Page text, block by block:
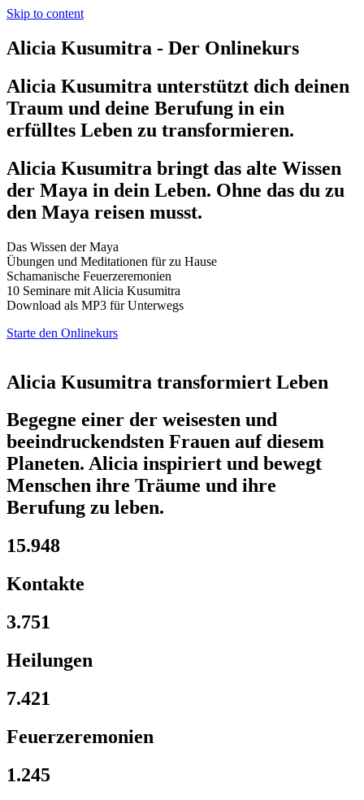
Skip to content
Alicia Kusumitra - Der Onlinekurs
Alicia Kusumitra unterstützt dich deinen
Traum und deine Berufung in ein
erfülltes Leben zu transformieren.
Alicia Kusumitra bringt das alte Wissen
der Maya in dein Leben. Ohne das du zu
den Maya reisen musst.
Das Wissen der Maya
Übungen und Meditationen für zu Hause
Schamanische Feuerzeremonien
10 Seminare mit Alicia Kusumitra
Download als MP3 für Unterwegs
Starte den Onlinekurs
Alicia Kusumitra transformiert Leben
Begegne einer der weisesten und
beeindruckendsten Frauen auf diesem
Planeten. Alicia inspiriert und bewegt
Menschen ihre Träume und ihre
Berufung zu leben.
15.948
Kontakte
3.751
Heilungen
7.421
Feuerzeremonien
1.245